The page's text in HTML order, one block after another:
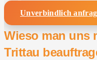
Unverbindlich
Wieso man uns
Trittau